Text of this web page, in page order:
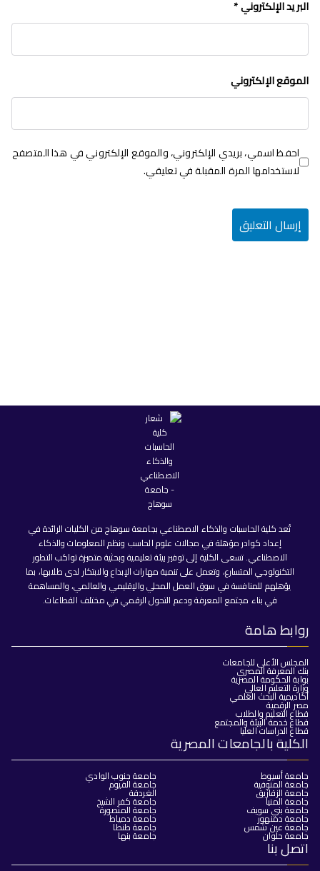
البريد الإلكتروني*
الموقع الإلكتروني
احفظ اسمي، بريدي الإلكتروني، والموقع الإلكتروني في هذا المتصفح
لاستخدامها المرة المقبلة في تعليقي.
تُعد كلية الحاسبات والذكاء الاصطناعي بجامعة سوهاج من الكليات الرائدة في
إعداد كوادر مؤهلة في مجالات علوم الحاسب ونظم المعلومات والذكاء
الاصطناعي. تسعى الكلية إلى توفير بيئة تعليمية وبحثية متميزة تواكب التطور
التكنولوجي المتسارع، وتعمل على تنمية مهارات الإبداع والابتكار لدى طلابها، بما
يؤهلهم للمنافسة في سوق العمل المحلي والإقليمي والعالمي، والمساهمة
في بناء مجتمع المعرفة ودعم التحول الرقمي في مختلف القطاعات.
روابط هامة
المجلس الأعلى للجامعات
بنك المعرفة المصري
بوابة الحكومة المصرية
وزارة التعليم العالي
أكاديمية البحث العلمي
مصر الرقمية
قطاع التعليم والطلاب
قطاع خدمة البيئة والمجتمع
قطاع الدراسات العليا
الكلية بالجامعات المصرية
جامعة أسيوط
جامعة المنوفية
جامعة الزقازيق
جامعة المنيا
جامعة بني سويف
جامعة دمنهور
جامعة عين شمس
جامعة حلوان
جامعة جنوب الوادي
جامعة الفيوم
الغردقة
جامعة كفر الشيخ
جامعة المنصورة
جامعة دمياط
جامعة طنطا
جامعة بنها
اتصل بنا